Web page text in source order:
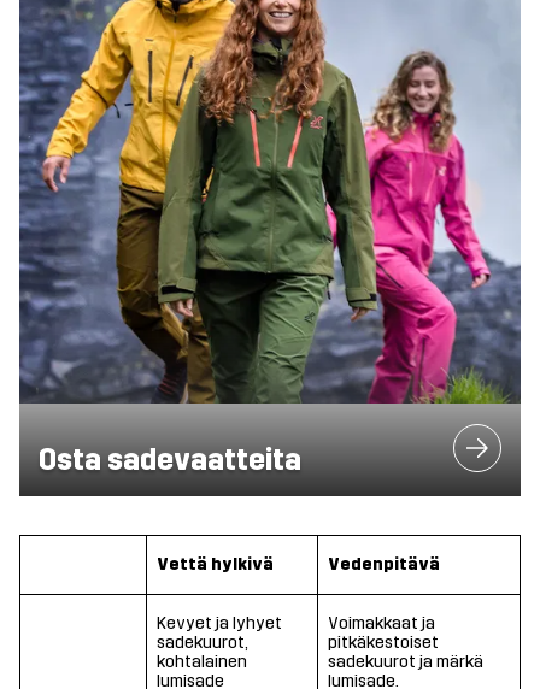
Osta sadevaatteita
Vettä hylkivä Vedenpitävä
Kevyet ja lyhyet
sadekuurot,
kohtalainen
lumisade
Voimakkaat ja
pitkäkestoiset
sadekuurot ja märkä
lumisade.